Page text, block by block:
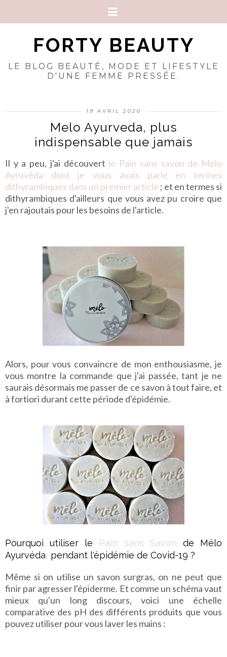
FORTY BEAUTY
LE BLOG BEAUTÉ, MODE ET LIFESTYLE
D'UNE FEMME PRESSÉE.
19 AVRIL 2020
Melo Ayurveda, plus
indispensable que jamais
Il y a peu, j'ai découvert le Pain sans savon de Mélo
Ayruvéda dont je vous avais parlé en termes
dithyrambiques dans un premier article ; et en termes si
dithyrambiques d'ailleurs que vous avez pu croire que
j'en rajoutais pour les besoins de l'article.
Alors, pour vous convaincre de mon enthousiasme, je
vous montre la commande que j'ai passée, tant je ne
saurais désormais me passer de ce savon à tout faire, et
à fortiori durant cette période d'épidémie.
Pourquoi utiliser le Pain sans Savon de Mélo
Ayurvéda pendant l'épidémie de Covid-19 ?
Même si on utilise un savon surgras, on ne peut que
finir par agresser l'épiderme. Et comme un schéma vaut
mieux qu'un long discours, voici une échelle
comparative des pH des différents produits que vous
pouvez utiliser pour vous laver les mains :